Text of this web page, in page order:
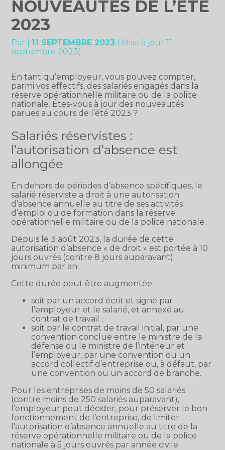
NOUVEAUTÉS DE L’ÉTÉ
2023
Par 11 SEPTEMBRE 2023 ( Mise à jour 11
septembre 2023)
En tant qu’employeur, vous pouvez compter,
parmi vos effectifs, des salariés engagés dans la
réserve opérationnelle militaire ou de la police
nationale. Êtes-vous à jour des nouveautés
parues au cours de l’été 2023 ?
Salariés réservistes :
l’autorisation d’absence est
allongée
En dehors de périodes d’absence spécifiques, le
salarié réserviste a droit à une autorisation
d’absence annuelle au titre de ses activités
d’emploi ou de formation dans la réserve
opérationnelle militaire ou de la police nationale.
Depuis le 3 août 2023, la durée de cette
autorisation d’absence « de droit » est portée à 10
jours ouvrés (contre 8 jours auparavant)
minimum par an.
Cette durée peut être augmentée :
soit par un accord écrit et signé par
l’employeur et le salarié, et annexé au
contrat de travail ;
soit par le contrat de travail initial, par une
convention conclue entre le ministre de la
défense ou le ministre de l’intérieur et
l’employeur, par une convention ou un
accord collectif d’entreprise ou, à défaut, par
une convention ou un accord de branche.
Pour les entreprises de moins de 50 salariés
(contre moins de 250 salariés auparavant),
l’employeur peut décider, pour préserver le bon
fonctionnement de l’entreprise, de limiter
l’autorisation d’absence annuelle au titre de la
réserve opérationnelle militaire ou de la police
nationale à 5 jours ouvrés par année civile.